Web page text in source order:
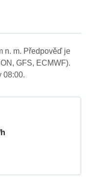
n. m. Předpověď je
GFS, ECMWF).
08:00.